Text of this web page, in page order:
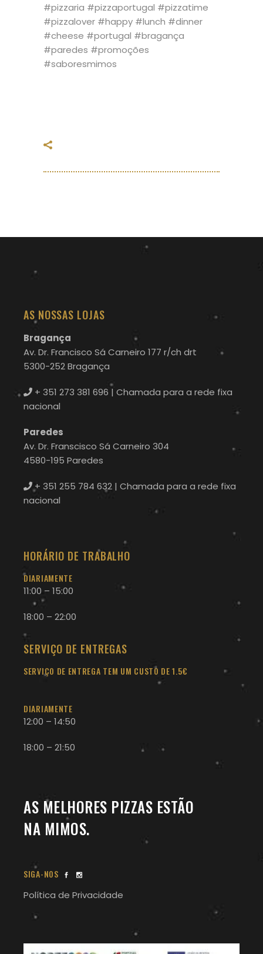
#pizzaria #pizzaportugal #pizzatime
#pizzalover #happy #lunch #dinner
#cheese #portugal #bragança
#paredes #promoções
#saboresmimos
AS NOSSAS LOJAS
Bragança
Av. Dr. Francisco Sá Carneiro 177 r/ch drt
5300-252 Bragança
+ 351 273 381 696 | Chamada para a rede fixa
nacional
Paredes
Av. Dr. Franscisco Sá Carneiro 304
4580-195 Paredes
+ 351 255 784 632 | Chamada para a rede fixa
nacional
HORÁRIO DE TRABALHO
DIARIAMENTE
11:00 – 15:00
18:00 – 22:00
SERVIÇO DE ENTREGAS
SERVIÇO DE ENTREGA TEM UM CUSTO DE 1.5€
DIARIAMENTE
12:00 – 14:50
18:00 – 21:50
AS MELHORES PIZZAS ESTÃO
NA MIMOS.
SIGA-NOS
Política de Privacidade